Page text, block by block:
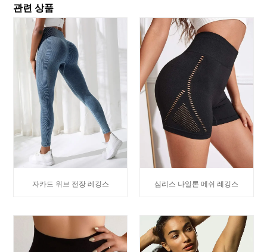
관련 상품
자카드 위브 전장 레깅스 심리스 나일론 메쉬 레깅스